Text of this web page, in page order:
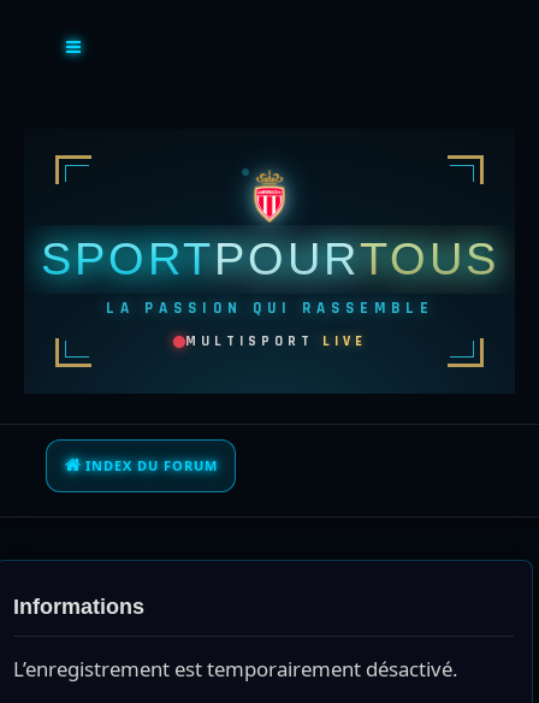
SPORTPOURTOUS
LA PASSION QUI RASSEMBLE
MULTISPORT LIVE
INDEX DU FORUM
Informations
L’enregistrement est temporairement désactivé.